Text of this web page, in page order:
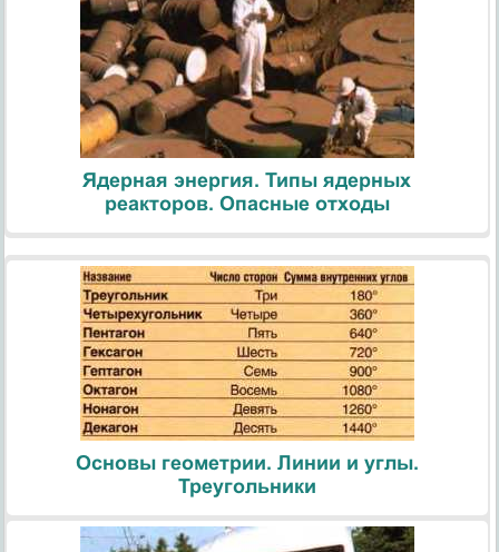
Ядерная энергия. Типы ядерных
реакторов. Опасные отходы
Основы геометрии. Линии и углы.
Треугольники